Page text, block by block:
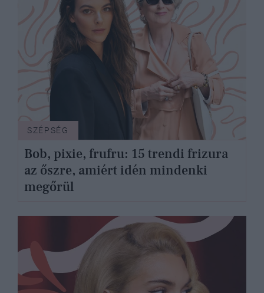
SZÉPSÉG
Bob, pixie, frufru: 15 trendi frizura
az őszre, amiért idén mindenki
megőrül